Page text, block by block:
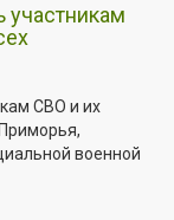
СВО и их
военной